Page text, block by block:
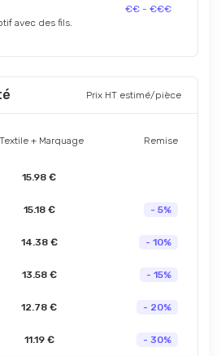
€€ - €€€
avec des fils.
Prix HT estimé/pièce
Textile + Marquage Remise
15.98 €
15.18 € - 5%
14.38 € - 10%
13.58 € - 15%
12.78 € - 20%
11.19 € - 30%